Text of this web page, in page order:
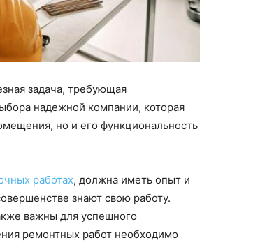
задача, требующая
надежной компании, которая
но и его функциональность
работах, должна иметь опыт и
знают свою работу.
важны для успешного
ремонтных работ необходимо